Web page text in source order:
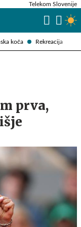
koča Rekreacija
Telekom Slovenije
prva,